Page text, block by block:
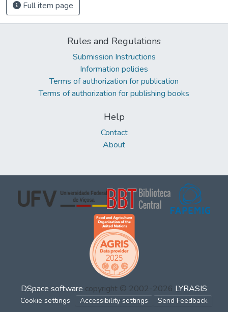
Full item page
Rules and Regulations
Submission Instructions
Information policies
Terms of authorization for publication
Terms of authorization for publishing books
Help
Contact
About
DSpace software copyright © 2002-2026 LYRASIS
Cookie settings Accessibility settings Send Feedback